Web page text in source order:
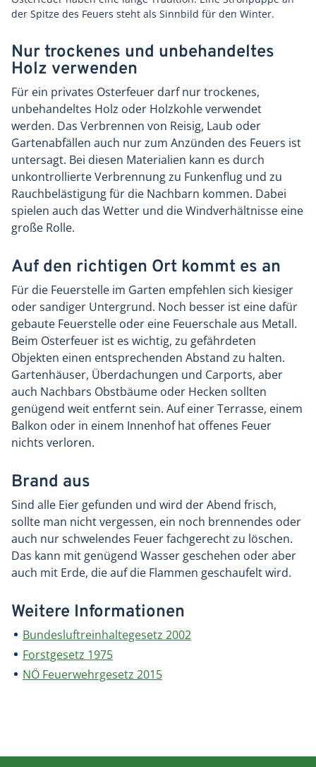
der Spitze des Feuers steht als Sinnbild für den Winter.
Nur trockenes und unbehandeltes
Holz verwenden
Für ein privates Osterfeuer darf nur trockenes,
unbehandeltes Holz oder Holzkohle verwendet
werden. Das Verbrennen von Reisig, Laub oder
Gartenabfällen auch nur zum Anzünden des Feuers ist
untersagt. Bei diesen Materialien kann es durch
unkontrollierte Verbrennung zu Funkenflug und zu
Rauchbelästigung für die Nachbarn kommen. Dabei
spielen auch das Wetter und die Windverhältnisse eine
große Rolle.
Auf den richtigen Ort kommt es an
Für die Feuerstelle im Garten empfehlen sich kiesiger
oder sandiger Untergrund. Noch besser ist eine dafür
gebaute Feuerstelle oder eine Feuerschale aus Metall.
Beim Osterfeuer ist es wichtig, zu gefährdeten
Objekten einen entsprechenden Abstand zu halten.
Gartenhäuser, Überdachungen und Carports, aber
auch Nachbars Obstbäume oder Hecken sollten
genügend weit entfernt sein. Auf einer Terrasse, einem
Balkon oder in einem Innenhof hat offenes Feuer
nichts verloren.
Brand aus
Sind alle Eier gefunden und wird der Abend frisch,
sollte man nicht vergessen, ein noch brennendes oder
auch nur schwelendes Feuer fachgerecht zu löschen.
Das kann mit genügend Wasser geschehen oder aber
auch mit Erde, die auf die Flammen geschaufelt wird.
Weitere Informationen
Bundesluftreinhaltegesetz 2002
Forstgesetz 1975
NÖ Feuerwehrgesetz 2015